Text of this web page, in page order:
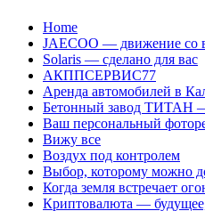
Перейти
содержанию
Home
JAECOO — движение со
Solaris — сделано для вас
АКППСЕРВИС77
Аренда автомобилей в
Бетонный завод ТИТАН
Ваш персональный
Вижу все
Воздух под контролем
Выбор, которому можно
Когда земля встречает
Криптовалюта —